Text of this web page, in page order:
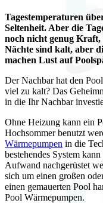
Tagestemperaturen
Seltenheit. Aber die
noch nicht genug Kraft,
Nächte sind kalt, aber
machen Lust auf
Der Nachbar hat den
viel zu kalt? Das
in die Ihr Nachbar
Ohne Heizung kann ein
Hochsommer benutzt
Wärmepumpen in die
bestehendes System
Aufwand nachgerüstet
sich um einen großen
einen gemauerten Pool
Pool Wärmepumpen.